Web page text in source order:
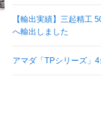
【輸出実績】三起精工
へ輸出しました
アマダ「TPシリーズ」